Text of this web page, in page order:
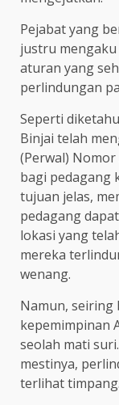
Pejabat yang
justru
aturan yang
perlindungan
Seperti
Binjai telah
(Perwal)
bagi pedagang
tujuan jelas,
pedagang
lokasi yang
mereka
wenang.
Namun, seiring
kepemimpinan
seolah mati
mestinya,
terlihat timpang.